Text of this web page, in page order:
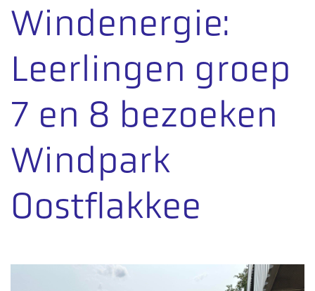
Windenergie:
Leerlingen groep
7 en 8 bezoeken
Windpark
Oostflakkee